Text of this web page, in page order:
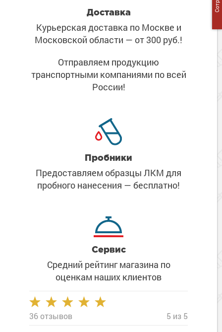
Доставка
Курьерская доставка по Москве и
Московской области — от 300 руб.!
Отправляем продукцию
транспортными компаниями по всей
России!
Пробники
Предоставляем образцы ЛКМ для
пробного нанесения — бесплатно!
Сервис
Средний рейтинг магазина по
оценкам наших клиентов
36 отзывов 5 из 5